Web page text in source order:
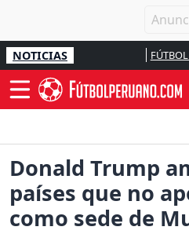
NOTICIAS
Donald Trump
países que no
como sede de